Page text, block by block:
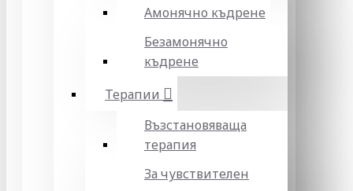
Амонячно къдрене
Безамонячно
къдрене
Терапии
Възстановяваща
терапия
За чувствителен